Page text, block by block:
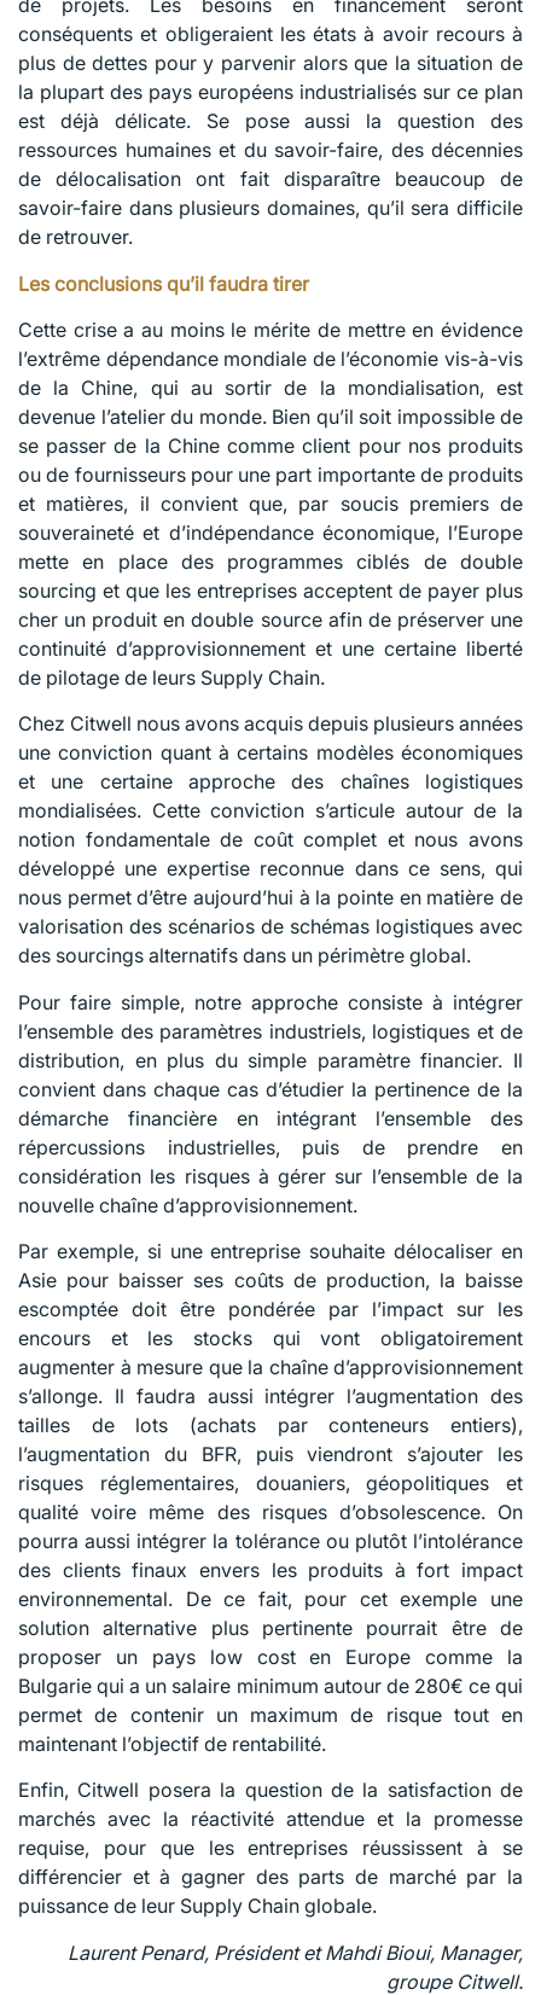
de projets. Les besoins en financement seront
conséquents et obligeraient les états à avoir recours à
plus de dettes pour y parvenir alors que la situation de
la plupart des pays européens industrialisés sur ce plan
est déjà délicate. Se pose aussi la question des
ressources humaines et du savoir-faire, des décennies
de délocalisation ont fait disparaître beaucoup de
savoir-faire dans plusieurs domaines, qu’il sera difficile
de retrouver.
Les conclusions qu’il faudra tirer
Cette crise a au moins le mérite de mettre en évidence
l’extrême dépendance mondiale de l’économie vis-à-vis
de la Chine, qui au sortir de la mondialisation, est
devenue l’atelier du monde. Bien qu’il soit impossible de
se passer de la Chine comme client pour nos produits
ou de fournisseurs pour une part importante de produits
et matières, il convient que, par soucis premiers de
souveraineté et d’indépendance économique, l’Europe
mette en place des programmes ciblés de double
sourcing et que les entreprises acceptent de payer plus
cher un produit en double source afin de préserver une
continuité d’approvisionnement et une certaine liberté
de pilotage de leurs Supply Chain.
Chez Citwell nous avons acquis depuis plusieurs années
une conviction quant à certains modèles économiques
et une certaine approche des chaînes logistiques
mondialisées. Cette conviction s’articule autour de la
notion fondamentale de coût complet et nous avons
développé une expertise reconnue dans ce sens, qui
nous permet d’être aujourd’hui à la pointe en matière de
valorisation des scénarios de schémas logistiques avec
des sourcings alternatifs dans un périmètre global.
Pour faire simple, notre approche consiste à intégrer
l’ensemble des paramètres industriels, logistiques et de
distribution, en plus du simple paramètre financier. Il
convient dans chaque cas d’étudier la pertinence de la
démarche financière en intégrant l’ensemble des
répercussions industrielles, puis de prendre en
considération les risques à gérer sur l’ensemble de la
nouvelle chaîne d’approvisionnement.
Par exemple, si une entreprise souhaite délocaliser en
Asie pour baisser ses coûts de production, la baisse
escomptée doit être pondérée par l’impact sur les
encours et les stocks qui vont obligatoirement
augmenter à mesure que la chaîne d’approvisionnement
s’allonge. Il faudra aussi intégrer l’augmentation des
tailles de lots (achats par conteneurs entiers),
l’augmentation du BFR, puis viendront s’ajouter les
risques réglementaires, douaniers, géopolitiques et
qualité voire même des risques d’obsolescence. On
pourra aussi intégrer la tolérance ou plutôt l’intolérance
des clients finaux envers les produits à fort impact
environnemental. De ce fait, pour cet exemple une
solution alternative plus pertinente pourrait être de
proposer un pays low cost en Europe comme la
Bulgarie qui a un salaire minimum autour de 280€ ce qui
permet de contenir un maximum de risque tout en
maintenant l’objectif de rentabilité.
Enfin, Citwell posera la question de la satisfaction de
marchés avec la réactivité attendue et la promesse
requise, pour que les entreprises réussissent à se
différencier et à gagner des parts de marché par la
puissance de leur Supply Chain globale.
Laurent Penard, Président et Mahdi Bioui, Manager,
groupe Citwell.